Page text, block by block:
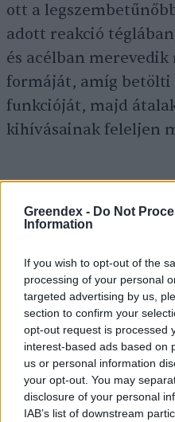
Greendex - Do Not
Information
If you wish to opt-out of the
processing of your personal
targeted advertising by us,
section to confirm your
opt-out request is processed
interest-based ads based on
us or personal information
your opt-out. You may
disclosure of your personal
IAB’s list of downstream
ott a
adott reakció
és acélban merevedik
formáját, amíg betölti
funkcióját, majd
kihívásainak feleljen
(Forrás:qubit.huKép:
Greendex
A szerző további